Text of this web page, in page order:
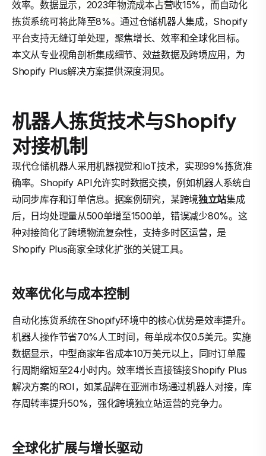
效率。数据显示，2023年物流成本占营收15%，而自动化
拣货系统可将此降至8%。通过仓储机器人集成，Shopify
平台支持无缝订单处理，聚焦增长、效率和全球化目标。
本文从专业视角剖析集成细节、效益数据及跨境应用，为
Shopify Plus解决方案提供深度洞见。
机器人拣货技术与Shopify
对接机制
现代仓储机器人采用机器视觉和IoT技术，实现99%拣货准
确率。Shopify API允许实时数据交换，例如机器人系统自
动同步库存和订单信息。据案例研究，某跨境独立站集成
后，日均处理量从500单增至1500单，错误减少80%。这
种对接简化了跨境物流复杂性，支持多时区运营，是
Shopify Plus商家全球化扩张的关键工具。
效率优化与成本控制
自动化拣货系统在Shopify环境中的核心优势是效率提升。
机器人操作节省70%人工时间，每单成本仅0.5美元。实施
数据显示，中型商家年省成本10万美元以上，同时订单履
行周期缩短至24小时内。效率增长直接链接Shopify Plus
解决方案的ROI，如某品牌在亚洲市场通过机器人对接，库
存周转率提升50%，强化跨境独立站运营的竞争力。
全球化扩展与增长驱动